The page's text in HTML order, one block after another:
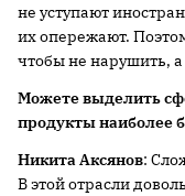
не уступают
их опережают.
чтобы не нарушить,
Можете выделить
продукты наиболее
Никита Аксянов:
В этой отрасли